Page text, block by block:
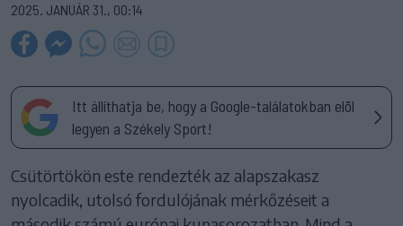
2025. JANUÁR 31., 00:14
Itt állíthatja be, hogy a Google-találatokban elöl
legyen a Székely Sport!
Csütörtökön este rendezték az alapszakasz
nyolcadik, utolsó fordulójának mérkőzéseit a